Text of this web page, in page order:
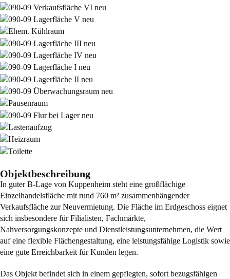
Objektbeschreibung
In guter B-Lage von Kuppenheim steht eine großflächige
Einzelhandelsfläche mit rund 760 m² zusammenhängender
Verkaufsfläche zur Neuvermietung. Die Fläche im Erdgeschoss eignet
sich insbesondere für Filialisten, Fachmärkte,
Nahversorgungskonzepte und Dienstleistungsunternehmen, die Wert
auf eine flexible Flächengestaltung, eine leistungsfähige Logistik sowie
eine gute Erreichbarkeit für Kunden legen.
Das Objekt befindet sich in einem gepflegten, sofort bezugsfähigen